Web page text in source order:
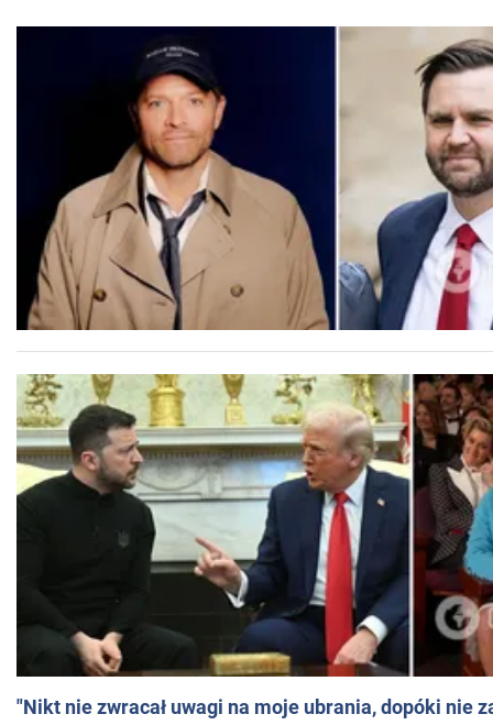
"Nikt nie zwracał uwagi na moje ubrania, dopóki nie